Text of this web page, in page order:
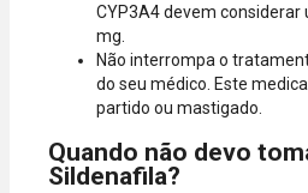
CYP3A4 devem considerar
mg.
Não interrompa o
do seu médico. Este
partido ou mastigado.
Quando não devo
Sildenafila?